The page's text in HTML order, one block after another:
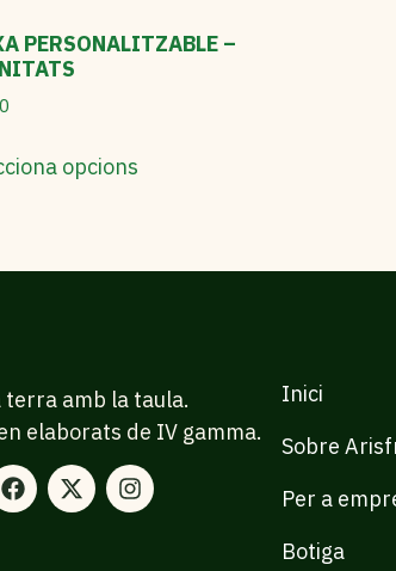
PERSONALITZABLE –
opcions
amb la taula.
elaborats de IV gamma.
Inici
Sobre
Per a
Botiga